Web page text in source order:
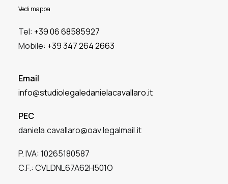
Vedi mappa
Tel: +39 06 68585927
Mobile: +39 347 264 2663
Email
info@studiolegaledanielacavallaro.it
PEC
daniela.cavallaro@oav.legalmail.it
P. IVA: 10265180587
C.F.: CVLDNL67A62H501O